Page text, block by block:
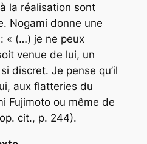
la réalisation sont
Nogami donne une
« (…) je ne peux
venue de lui, un
discret. Je pense qu’il
aux flatteries du
Fujimoto ou même de
op. cit., p. 244).